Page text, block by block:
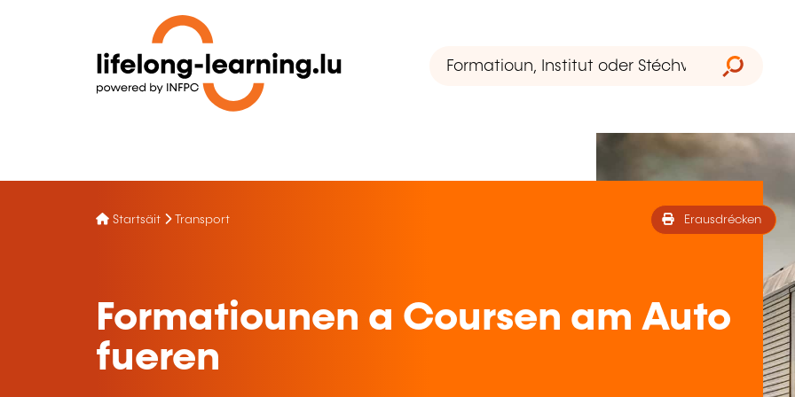
Startsäit Transport Erausdrécken
Formatiounen a Coursen am Auto
fueren